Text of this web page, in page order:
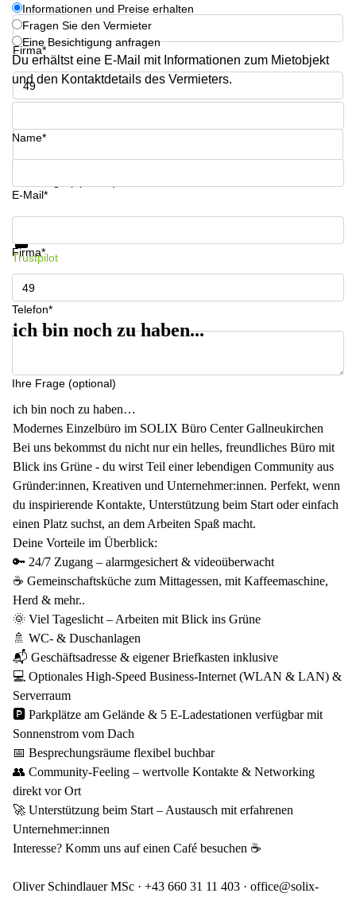
Firma*
Telefon*
Informationen und Preise erhalten
Fragen Sie den Vermieter
Eine Besichtigung anfragen
Du erhältst eine E-Mail mit Informationen zum Mietobjekt
und den Kontaktdetails des Vermieters.
Name*
E-Mail*
Firma*
Telefon*
Ihre Frage (optional)
Informationen und Preise erhalten
Trustpilot
ich bin noch zu haben...
ich bin noch zu haben…
Modernes Einzelbüro im SOLIX Büro Center Gallneukirchen
Bei uns bekommst du nicht nur ein helles, freundliches Büro mit
Blick ins Grüne - du wirst Teil einer lebendigen Community aus
Gründer:innen, Kreativen und Unternehmer:innen. Perfekt, wenn
du inspirierende Kontakte, Unterstützung beim Start oder einfach
einen Platz suchst, an dem Arbeiten Spaß macht.
Deine Vorteile im Überblick:
🔑 24/7 Zugang – alarmgesichert & videoüberwacht
☕ Gemeinschaftsküche zum Mittagessen, mit Kaffeemaschine,
Herd & mehr..
🌞 Viel Tageslicht – Arbeiten mit Blick ins Grüne
🚿 WC- & Duschanlagen
📬 Geschäftsadresse & eigener Briefkasten inklusive
💻 Optionales High-Speed Business-Internet (WLAN & LAN) &
Serverraum
🅿️ Parkplätze am Gelände & 5 E-Ladestationen verfügbar mit
Sonnenstrom vom Dach
📅 Besprechungsräume flexibel buchbar
👥 Community-Feeling – wertvolle Kontakte & Networking
direkt vor Ort
🚀 Unterstützung beim Start – Austausch mit erfahrenen
Unternehmer:innen
Interesse? Komm uns auf einen Café besuchen ☕
Oliver Schindlauer MSc · +43 660 31 11 403 · office@solix-